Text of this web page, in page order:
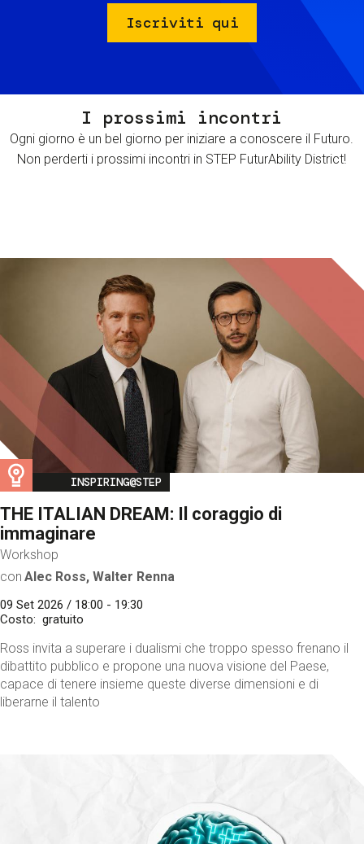
Iscriviti qui
I prossimi incontri
Ogni giorno è un bel giorno per iniziare a conoscere il Futuro.
Non perderti i prossimi incontri in STEP FuturAbility District!
Image
INSPIRING@STEP
THE ITALIAN DREAM: Il coraggio di
immaginare
Workshop
con Alec Ross, Walter Renna
09 Set 2026 / 18:00 - 19:30
Costo
gratuito
Ross invita a superare i dualismi che troppo spesso frenano il
dibattito pubblico e propone una nuova visione del Paese,
capace di tenere insieme queste diverse dimensioni e di
liberarne il talento